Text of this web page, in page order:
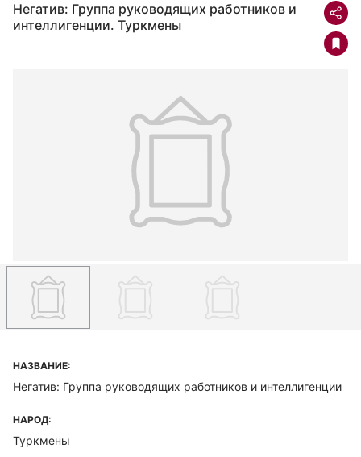
Негатив: Группа руководящих работников и
интеллигенции. Туркмены
НАЗВАНИЕ:
Негатив: Группа руководящих работников и интеллигенции
НАРОД:
Туркмены